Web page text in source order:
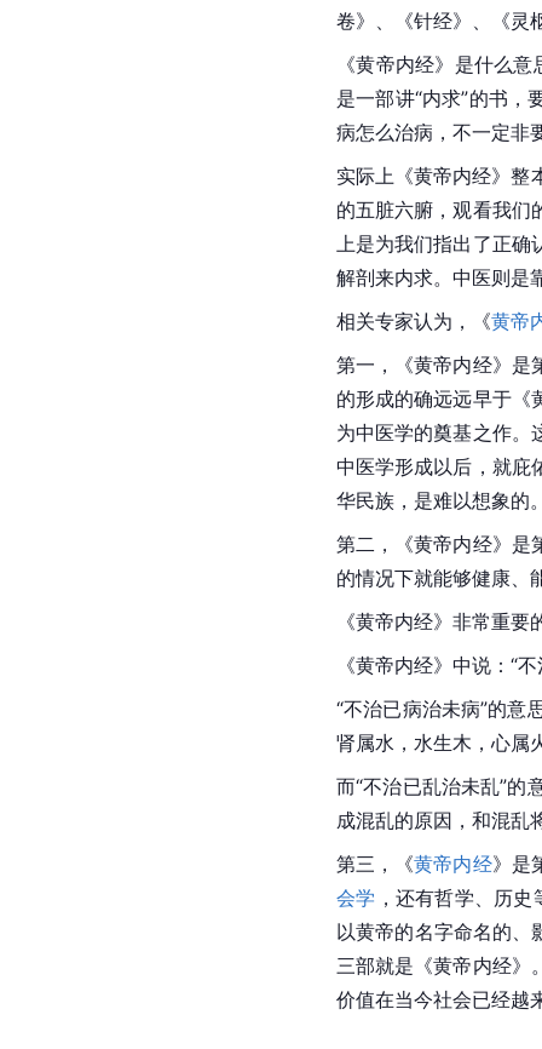
卷》、《针经》、《灵
《黄帝内经》是什么
是一部讲“内求”的书，
病怎么治病，不一定非
实际上《黄帝内经》整
的五脏六腑，观看我们
上是为我们指出了正
解剖来内求。中医则是
相关专家认为，《黄帝
第一，《黄帝内经》是
的形成的确远远早于《
为中医学的奠基之作。
中医学形成以后，就庇
华民族，是难以想象的
第二，《黄帝内经》是
的情况下就能够健康、
《黄帝内经》非常重
《黄帝内经》中说：“
“不治已病治未病”的意
肾属水，水生木，心属
而“不治已乱治未乱”的
成混乱的原因，和混乱
第三，《黄帝内经》是
会学 ，还有哲学、历
以黄帝的名字命名的、
三部就是《黄帝内经》
价值在当今社会已经越